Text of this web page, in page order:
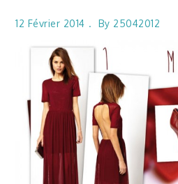
12 Février 2014 By 25042012